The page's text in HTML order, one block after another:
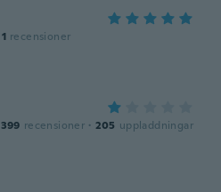
1 recensioner
399 recensioner · 205 uppladdningar